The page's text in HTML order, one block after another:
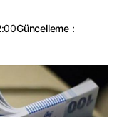
Güncelleme :